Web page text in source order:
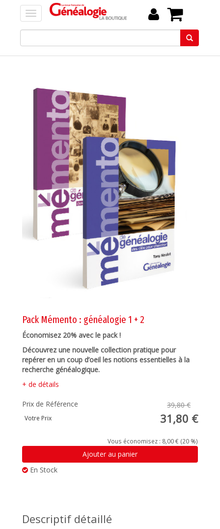
Pack Mémento : généalogie 1 + 2
Économisez 20% avec le pack !
Découvrez une nouvelle collection pratique pour
repérer en un coup d’oeil les notions essentielles à la
recherche généalogique.
+ de détails
Prix de Référence 39,80 €
Votre Prix 31,80 €
Vous économisez : 8,00 € (20 %)
Ajouter au panier
En Stock
Descriptif détaillé